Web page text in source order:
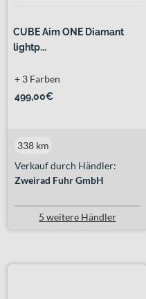
CUBE Aim ONE Diamant
lightp...
499,00€
+ 3 Farben
Verkauf durch Händler:
Zweirad Fuhr GmbH
338 km
5 weitere Händler